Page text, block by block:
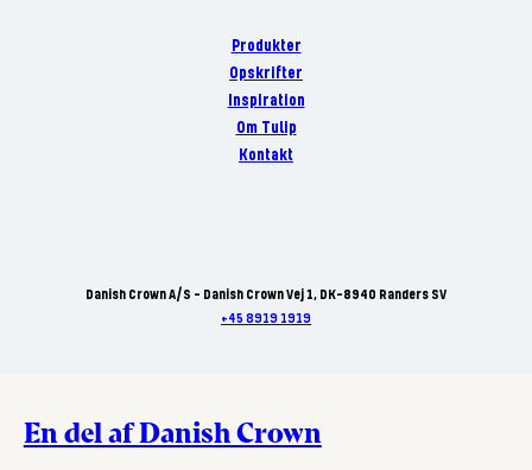
Produkter
Opskrifter
Inspiration
Om Tulip
Kontakt
Danish Crown A/S - Danish Crown Vej 1, DK-8940 Randers SV
+45 8919 1919
En del af Danish Crown